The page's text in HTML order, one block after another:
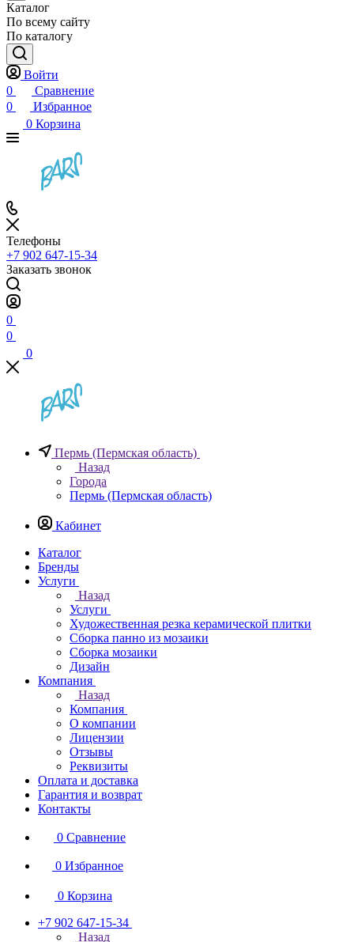
Каталог
По всему сайту
По каталогу
Войти
0
Сравнение
0
Избранное
0 Корзина
Телефоны
+7 902 647-15-34
Заказать звонок
0
0
0
Пермь (Пермская область)
Назад
Города
Пермь (Пермская область)
Кабинет
Каталог
Бренды
Услуги
Назад
Услуги
Художественная резка керамической плитки
Сборка панно из мозаики
Сборка мозаики
Дизайн
Компания
Назад
Компания
О компании
Лицензии
Отзывы
Реквизиты
Оплата и доставка
Гарантия и возврат
Контакты
0 Сравнение
0 Избранное
0 Корзина
+7 902 647-15-34
Назад